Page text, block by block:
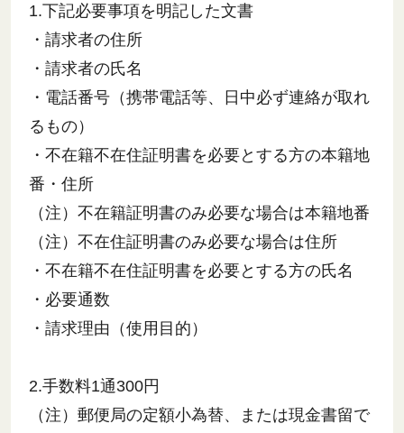
1.下記必要事項を明記した文書
・請求者の住所
・請求者の氏名
・電話番号（携帯電話等、日中必ず連絡が取れ
るもの）
・不在籍不在住証明書を必要とする方の本籍地
番・住所
（注）不在籍証明書のみ必要な場合は本籍地番
（注）不在住証明書のみ必要な場合は住所
・不在籍不在住証明書を必要とする方の氏名
・必要通数
・請求理由（使用目的）
2.手数料1通300円
（注）郵便局の定額小為替、または現金書留で